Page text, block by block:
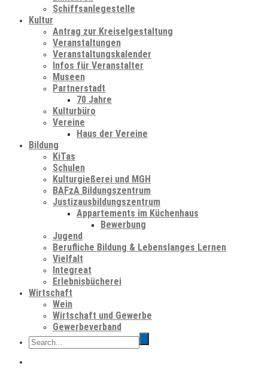
Schiffsanlegestelle
Kultur
Antrag zur Kreiselgestaltung
Veranstaltungen
Veranstaltungskalender
Infos für Veranstalter
Museen
Partnerstadt
70 Jahre
Kulturbüro
Vereine
Haus der Vereine
Bildung
KiTas
Schulen
Kulturgießerei und MGH
BAFzA Bildungszentrum
Justizausbildungszentrum
Appartements im Küchenhaus
Bewerbung
Jugend
Berufliche Bildung & Lebenslanges Lernen
Vielfalt
Integreat
Erlebnisbücherei
Wirtschaft
Wein
Wirtschaft und Gewerbe
Gewerbeverband